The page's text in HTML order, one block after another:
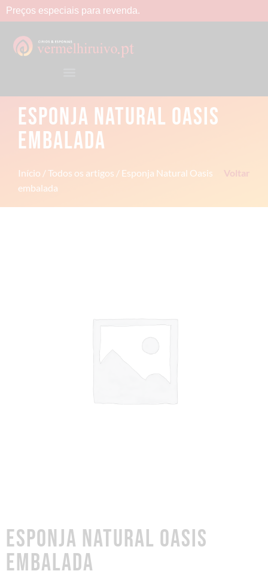
Preços especiais para revenda.
ESPONJA NATURAL OASIS
EMBALADA
Início /Todos os artigos / Esponja Natural Oasis
embalada
Voltar
ESPONJA NATURAL OASIS
EMBALADA